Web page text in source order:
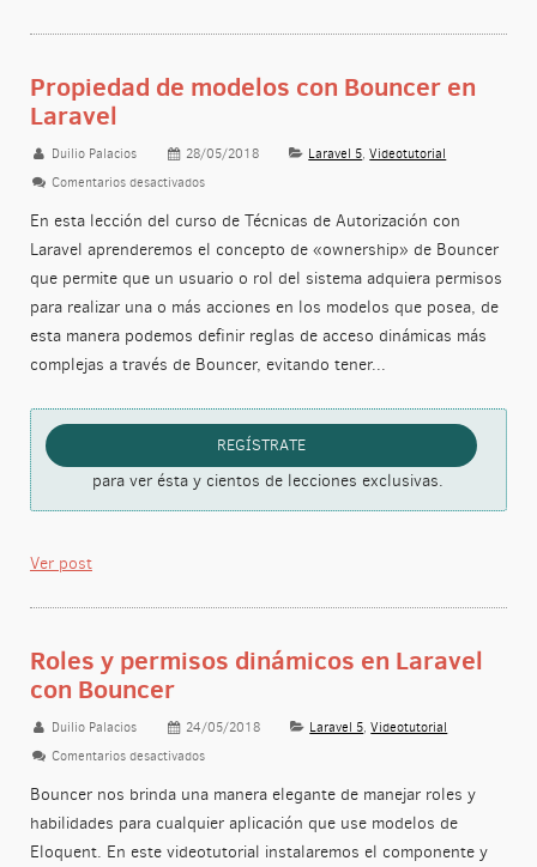
Propiedad de modelos con Bouncer en
Laravel
Duilio Palacios 28/05/2018 Laravel 5,Videotutorial
Comentarios desactivados
En esta lección del curso de Técnicas de Autorización con
Laravel aprenderemos el concepto de «ownership» de Bouncer
que permite que un usuario o rol del sistema adquiera permisos
para realizar una o más acciones en los modelos que posea, de
esta manera podemos definir reglas de acceso dinámicas más
complejas a través de Bouncer, evitando tener...
REGÍSTRATE
para ver ésta y cientos de lecciones exclusivas.
Ver post
Roles y permisos dinámicos en Laravel
con Bouncer
Duilio Palacios 24/05/2018 Laravel 5,Videotutorial
Comentarios desactivados
Bouncer nos brinda una manera elegante de manejar roles y
habilidades para cualquier aplicación que use modelos de
Eloquent. En este videotutorial instalaremos el componente y